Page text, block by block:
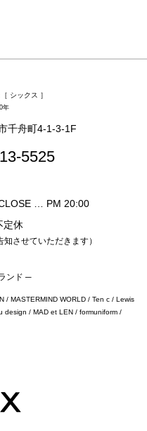
シックス ］
年
千舟町4-1-3-1F
5525
… PM 20:00
定休
させていただきます）
ンド ─
/ MASTERMIND WORLD / Ten c / Lewis
design / MAD et LEN / formuniform /